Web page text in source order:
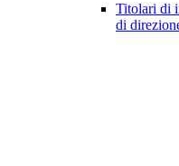
Titolari di
di